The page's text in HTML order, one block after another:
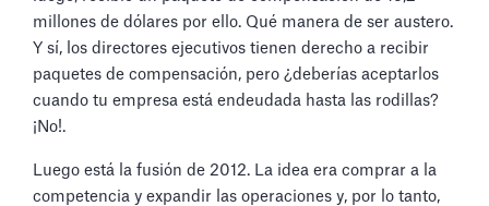
millones de dólares por ello. Qué manera de ser austero.
Y sí, los directores ejecutivos tienen derecho a recibir
paquetes de compensación, pero ¿deberías aceptarlos
cuando tu empresa está endeudada hasta las rodillas?
¡No!.
Luego está la fusión de 2012. La idea era comprar a la
competencia y expandir las operaciones y, por lo tanto,